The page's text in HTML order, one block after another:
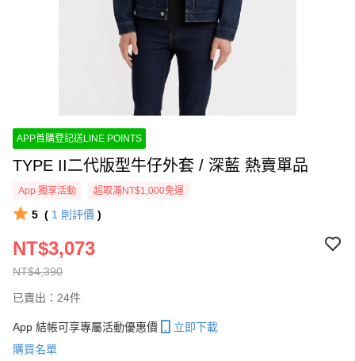
APP首購登記送LINE POINTS
TYPE II二代版型牛仔外套 / 深藍 熱賣單品
App 獨享活動 超取滿NT$1,000免運
5 ( 1 則評價 )
NT$4,390
NT$3,073
已賣出：24件
App 結帳可享專屬活動優惠價
立即下載
購買名單